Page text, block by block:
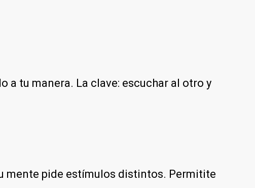
a tu manera. La clave: escuchar al otro y
mente pide estímulos distintos. Permitite